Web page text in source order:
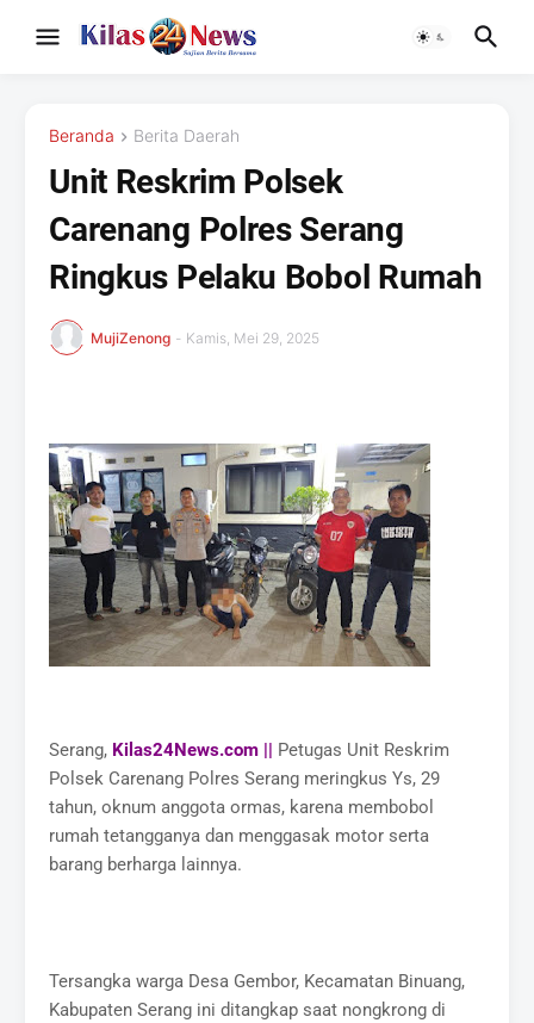
Beranda Berita Daerah
Unit Reskrim Polsek
Carenang Polres Serang
Ringkus Pelaku Bobol Rumah
MujiZenong - Kamis, Mei 29, 2025
Serang, Kilas24News.com || Petugas Unit Reskrim
Polsek Carenang Polres Serang meringkus Ys, 29
tahun, oknum anggota ormas, karena membobol
rumah tetangganya dan menggasak motor serta
barang berharga lainnya.
Tersangka warga Desa Gembor, Kecamatan Binuang,
Kabupaten Serang ini ditangkap saat nongkrong di